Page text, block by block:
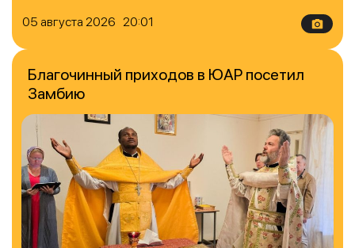
05 августа 2026 20:01
Благочинный приходов в ЮАР посетил
Замбию